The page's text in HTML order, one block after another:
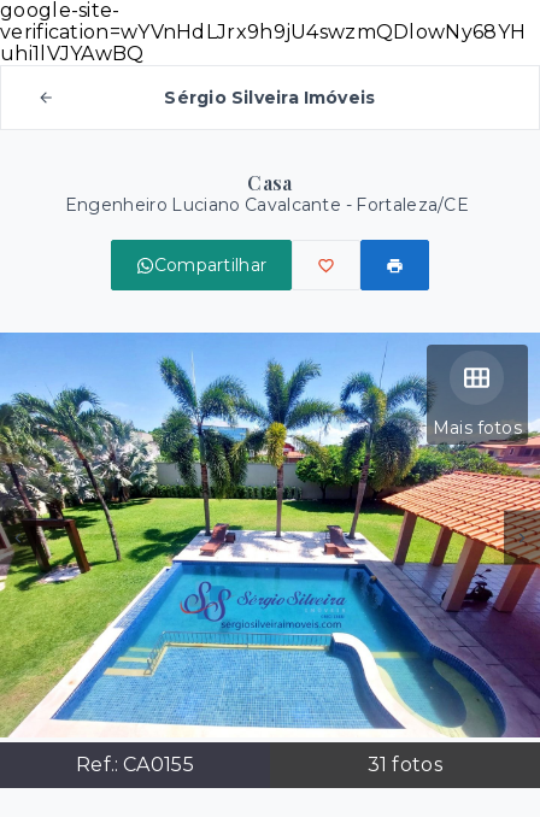
google-site-
verification=wYVnHdLJrx9h9jU4swzmQDlowNy68YH
uhi1lVJYAwBQ
Sérgio Silveira Imóveis
Casa
Engenheiro Luciano Cavalcante - Fortaleza/CE
Compartilhar
Mais fotos
Ref.:CA0155 31 fotos